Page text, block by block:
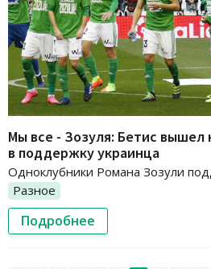
Мы все - Зозуля: Бетис вышел
в поддержку украинца
Одноклубники Романа Зозули
Разное
Подробнее